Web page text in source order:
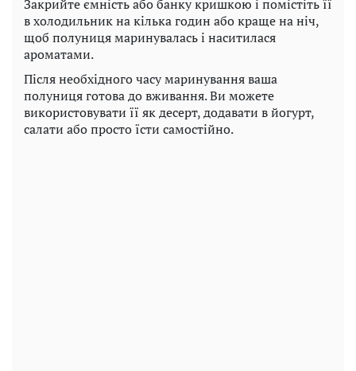
Закрийте ємність або банку кришкою і помістіть її
в холодильник на кілька годин або краще на ніч,
щоб полуниця маринувалась і наситилася
ароматами.
Після необхідного часу маринування ваша
полуниця готова до вживання. Ви можете
використовувати її як десерт, додавати в йогурт,
салати або просто їсти самостійно.